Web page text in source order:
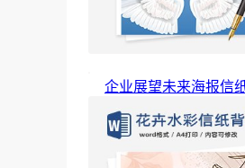
企业展望未来海报信